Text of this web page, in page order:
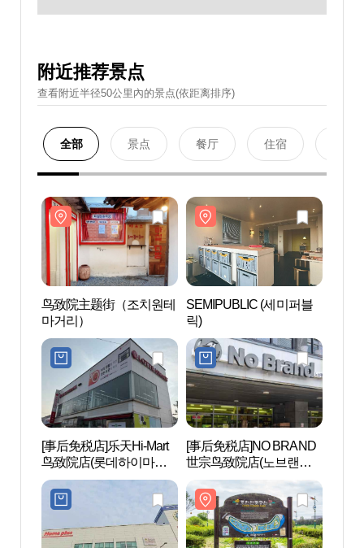
附近推荐景点
查看附近半径50公里內的景点(依距离排序)
全部 景点 餐厅 住宿
鸟致院主题街（조치원테
마거리）
SEMIPUBLIC (세미퍼블
릭)
[事后免税店]乐天Hi-Mart
鸟致院店(롯데하이마트
조치원점)
[事后免税店]NO BRAND
世宗鸟致院店(노브랜드
세종조치원점)